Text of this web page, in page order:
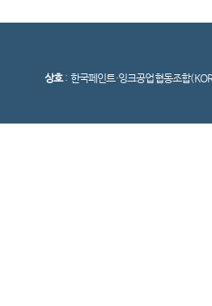
상호: 한국페인트·잉크공업협동조합